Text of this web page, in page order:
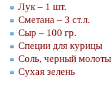
Лук – 1 шт.
Сметана – 3 ст.л.
Сыр – 100 гр.
Специи для курицы
Соль, черный
Сухая зелень